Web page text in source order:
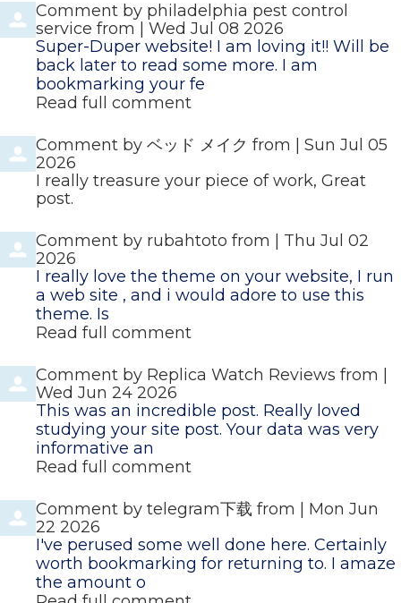
Comment by philadelphia pest control
service from
Wed Jul 08 2026
Super-Duper website! I am loving it!! Will be
back later to read some more. I am
bookmarking your fe
Read full comment
Comment by ベッド メイク from
Sun Jul 05
2026
I really treasure your piece of work, Great
post.
Comment by rubahtoto from
Thu Jul 02
2026
I really love the theme on your website, I run
a web site , and i would adore to use this
theme. Is
Read full comment
Comment by Replica Watch Reviews from
Wed Jun 24 2026
This was an incredible post. Really loved
studying your site post. Your data was very
informative an
Read full comment
Comment by telegram下载 from
Mon Jun
22 2026
I've perused some well done here. Certainly
worth bookmarking for returning to. I amaze
the amount o